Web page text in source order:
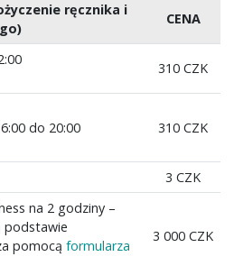
ręcznika i
CENA
310 CZK
do 20:00
310 CZK
3 CZK
na 2 godziny –
podstawie
pomocąformularza
3 000 CZK